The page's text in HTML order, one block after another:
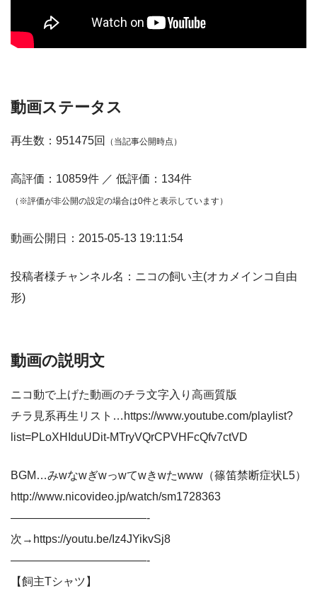
動画ステータス
再生数：951475回 （当記事公開時点）
高評価：10859件 ／ 低評価：134件
（※評価が非公開の設定の場合は0件と表示しています）
動画公開日：2015-05-13 19:11:54
投稿者様チャンネル名：ニコの飼い主(オカメインコ自由
形)
動画の説明文
ニコ動で上げた動画のチラ文字入り高画質版
チラ見系再生リスト…https://www.youtube.com/playlist?
list=PLoXHIduUDit-MTryVQrCPVHFcQfv7ctVD
BGM…みwなwぎwっwてwきwたwww（篠笛禁断症状L5）
http://www.nicovideo.jp/watch/sm1728363
————————————-
次→https://youtu.be/Iz4JYikvSj8
————————————-
【飼主Tシャツ】